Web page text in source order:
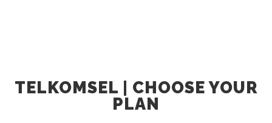
TELKOMSEL | CHOOSE YOUR
PLAN